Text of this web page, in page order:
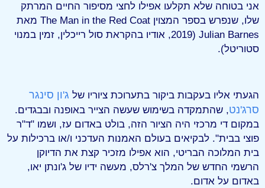
אני בטוחה שלא תקלעו אפילו לחצי מסיפור החיים המרתק
שלו, שנפרש בספר המצוין The Man in the Red Coat מאת
Julian Barnes (2019, אודיו בהקראת סול רייכלין, זמין במנוי
סטוריטל).
הגעתי אליו בעקבות ביקור בתערוכת ציוריו של ג'ון סינגר
סרג'נט, שהתמקדה בשימוש שעשה הצייר באופנה ובבגדים.
במקום די מרכזי היה הציור הזה, בולט באדום עז, ושמו "ד"ר
פוצי בבית". לבקיאים בעולם האמנות העדכני ו/או ברכילות על
בית המלוכה הבריטי, הוא אפילו מזכיר קצת את הדיוקן
הרשמי החדש של המלך צ'רלס, מעשה ידיו של ג'ונתן יאו,
באדום על אדום.